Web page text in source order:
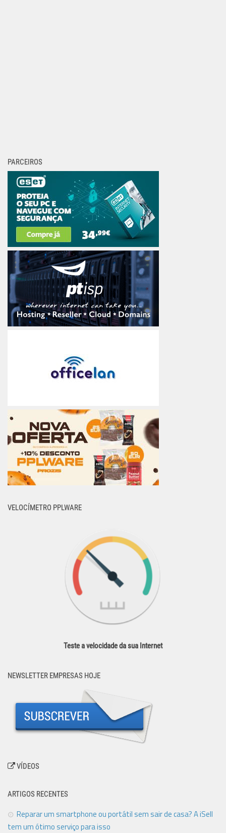
PARCEIROS
VELOCÍMETRO PPLWARE
Teste a velocidade da sua Internet
NEWSLETTER EMPRESAS HOJE
VÍDEOS
ARTIGOS RECENTES
Reparar um smartphone ou portátil sem sair de casa? A iSell
tem um ótimo serviço para isso